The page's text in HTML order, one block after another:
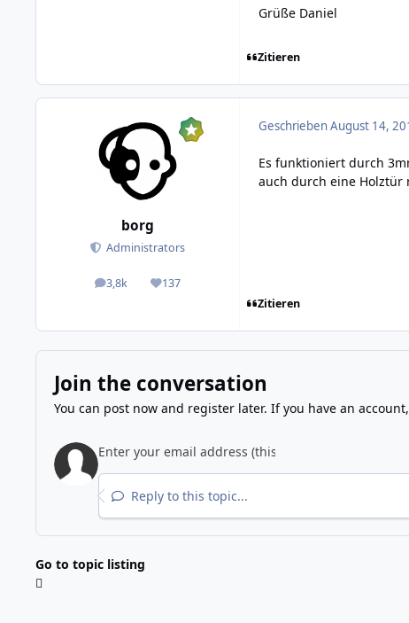
Grüße Daniel
Zitieren
borg
Administrators
3,8k
posts 137
Reputation
GeschriebenAugust 14,
Es funktioniert durch
auch durch eine Holztür
Zitieren
Join the conversation
You can post now and register later. If you have an account,
Reply to this topic...
Go to topic listing